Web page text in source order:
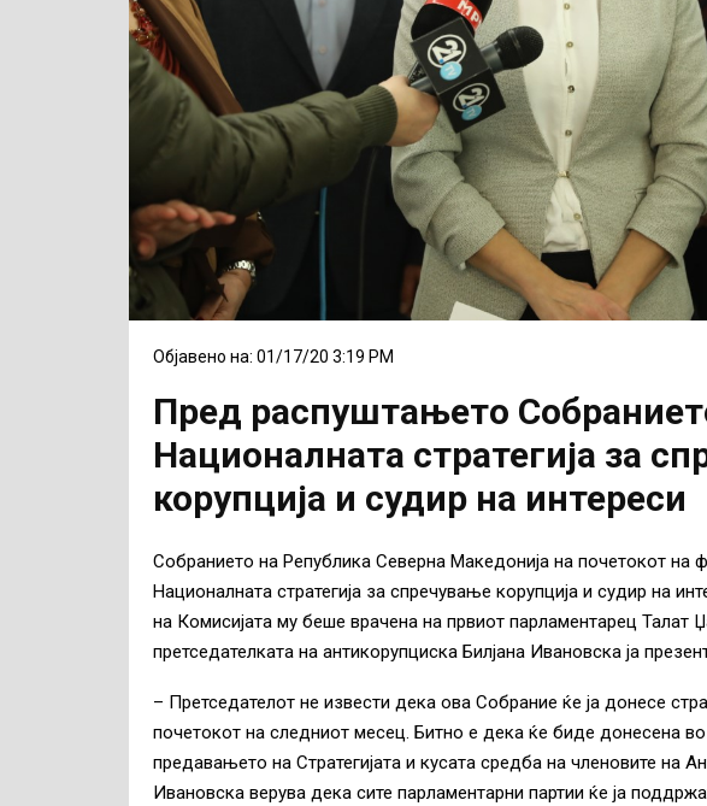
Објавено на: 01/17/20 3:19 PM
Пред распуштањето
Националната стратегија за
корупција и судир на интереси
Собранието на Република Северна Македонија на почетокот на
Националната стратегија за спречување корупција и судир на
на Комисијата му беше врачена на првиот парламентарец Талат
претседателката на антикорупциска Билјана Ивановска ја
– Претседателот не извести дека ова Собрание ќе ја донесе
почетокот на следниот месец. Битно е дека ќе биде донесена во
предавањето на Стратегијата и кусата средба на членовите на
Ивановска верува дека сите парламентарни партии ќе ја